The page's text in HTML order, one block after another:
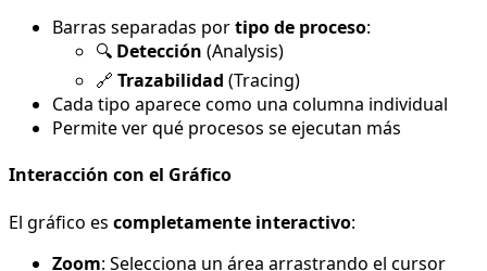
Barras separadas portipo de proceso:
🔍 Detección (Analysis)
🔗 Trazabilidad (Tracing)
Cada tipo aparece como una columna individual
Permite ver qué procesos se ejecutan más
Interacción con el Gráfico
El gráfico es completamente interactivo:
Zoom: Selecciona un área arrastrando el cursor